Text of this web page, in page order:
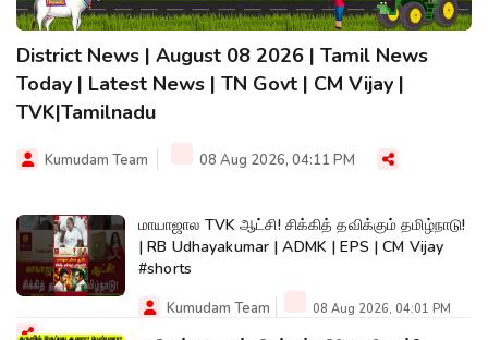
District News | August 08 2026 | Tamil News
Today | Latest News | TN Govt | CM Vijay |
TVK|Tamilnadu
Kumudam Team 08 Aug 2026, 04:11 PM
மாயாஜால TVK ஆட்சி! சிக்கித் தவிக்கும் தமிழ்நாடு!
| RB Udhayakumar | ADMK | EPS | CM Vijay
#shorts
Kumudam Team 08 Aug 2026, 04:01 PM